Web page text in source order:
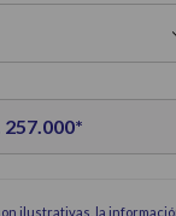
257.000*
ilustrativas, la